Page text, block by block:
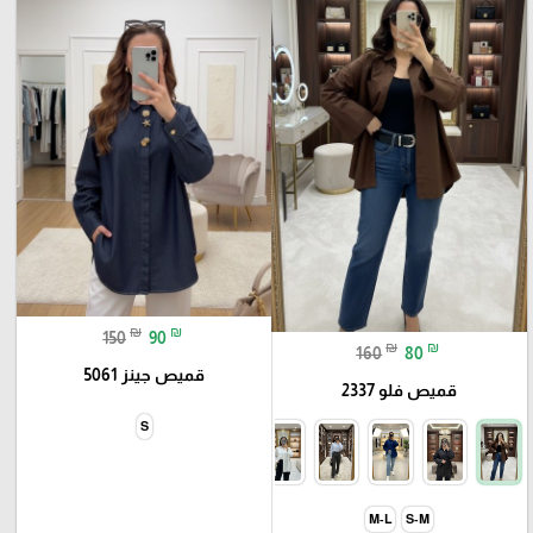
160 ₪ 80 ₪
قميص فلو 2337
S-M
M-L
150 ₪ 90 ₪
قميص جينز 5061
S